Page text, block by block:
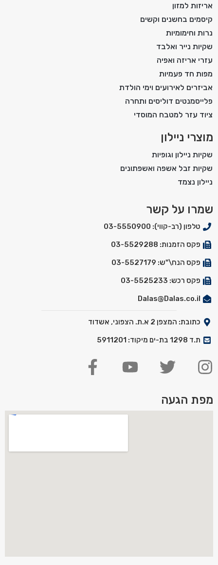
אריזות למזון
קיסמים בחשנים וקשים
נרות וחימומיות
שקיות נייר ואלבד
עזרי אריזה ואפיה
מפות חד פעמיות
אביזרים לאירועים וימי הולדת
פלייסמנטים דוליסים ותחרה
ציוד עזר למטבח המוסדי
מוצרי ניילון
שקיות ניילון וגופיות
שקיות זבל אשפה ואשפתונים
ניילון נצמד
שמרו על קשר
טלפון (רב-קווי): 03-5550900
פקס הזמנות: 03-5529288
פקס הנח\"ש: 03-5527179
פקס רכש: 03-5525233
Dalas@Dalas.co.il
כתובת: המצפן 2 א.ת. הצפוני, אשדוד
ת.ד 1298 בת-ים מיקוד: 5911201
מפת הגעה